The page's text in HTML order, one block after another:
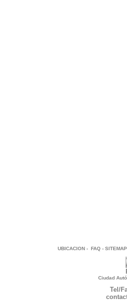
UBICACION - FAQ - SITEMAP
Ciudad
Tel/